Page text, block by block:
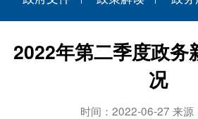
2022年第二季度政务
况
时间：2022-06-27 来源